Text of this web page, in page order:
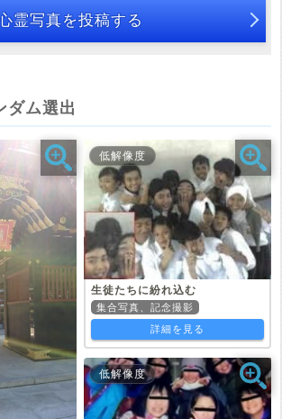
霊写真を投稿する
ダム選出
低解像度
生徒たちに紛れ込む
集合写真、記念撮影
詳細を見る
低解像度